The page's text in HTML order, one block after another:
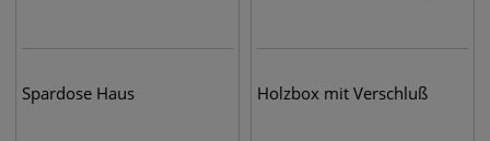
Spardose Haus Holzbox mit Verschluß